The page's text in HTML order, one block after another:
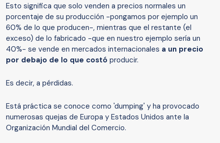
Esto significa que solo venden a precios normales un
porcentaje de su producción -pongamos por ejemplo un
60% de lo que producen-, mientras que el restante (el
exceso) de lo fabricado -que en nuestro ejemplo sería un
40%- se vende en mercados internacionales a un precio
por debajo de lo que costó producir.
Es decir, a pérdidas.
Está práctica se conoce como 'dumping' y ha provocado
numerosas quejas de Europa y Estados Unidos ante la
Organización Mundial del Comercio.